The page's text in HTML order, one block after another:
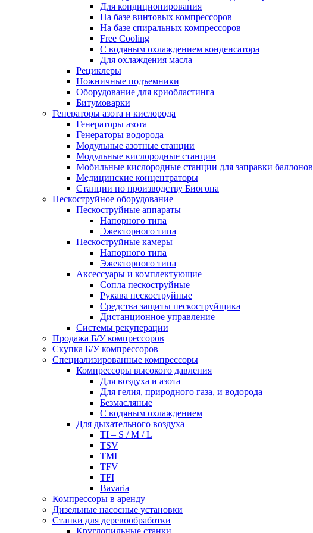
Для кондиционирования
На базе винтовых компрессоров
На базе спиральных компрессоров
Free Cooling
С водяным охлаждением конденсатора
Для охлаждения масла
Рециклеры
Ножничные подъемники
Оборудование для криобластинга
Битумоварки
Генераторы азота и кислорода
Генераторы азота
Генераторы водорода
Модульные азотные станции
Модульные кислородные станции
Мобильные кислородные станции для заправки баллонов
Медицинские концентраторы
Станции по производству Биогона
Пескоструйное оборудование
Пескоструйные аппараты
Напорного типа
Эжекторного типа
Пескоструйные камеры
Напорного типа
Эжекторного типа
Аксессуары и комплектующие
Сопла пескоструйные
Рукава пескоструйные
Средства защиты пескоструйщика
Дистанционное управление
Системы рекуперации
Продажа Б/У компрессоров
Скупка Б/У компрессоров
Специализированные компрессоры
Компрессоры высокого давления
Для воздуха и азота
Для гелия, природного газа, и водорода
Безмасляные
С водяным охлаждением
Для дыхательного воздуха
TI – S / M / L
TSV
TMI
TFV
TFI
Bavaria
Компрессоры в аренду
Дизельные насосные установки
Станки для деревообработки
Круглопильные станки